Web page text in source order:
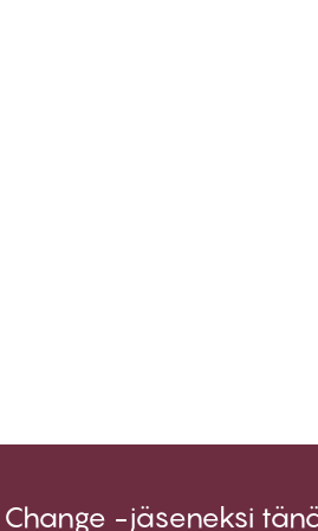
Change -jäseneksi